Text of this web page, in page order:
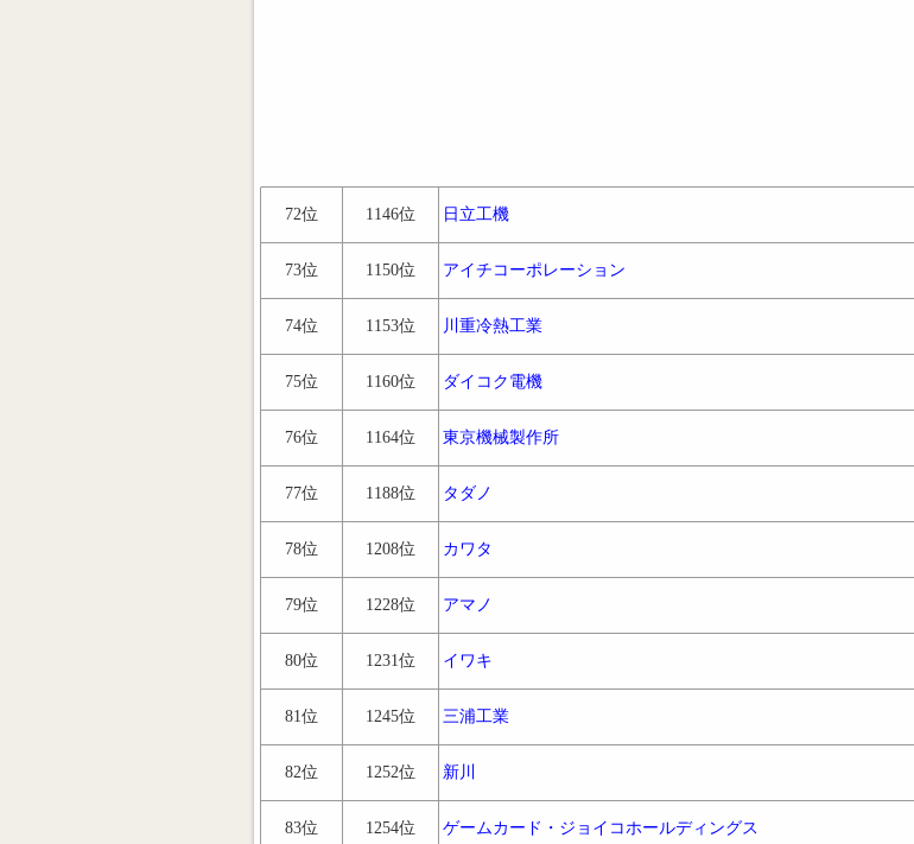
72位 1146位 日立工機
73位 1150位 アイチコーポレーション
74位 1153位 川重冷熱工業
75位 1160位 ダイコク電機
76位 1164位 東京機械製作所
77位 1188位 タダノ
78位 1208位 カワタ
79位 1228位 アマノ
80位 1231位 イワキ
81位 1245位 三浦工業
82位 1252位 新川
83位 1254位 ゲームカード・ジョイコホールディングス